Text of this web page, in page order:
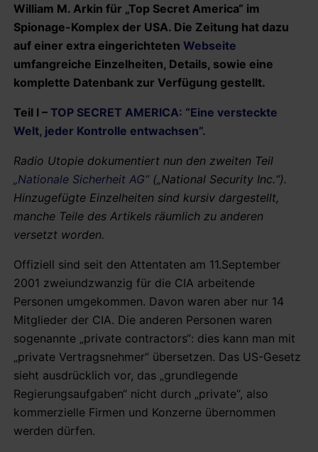
William M. Arkin für „Top Secret America“ im
Spionage-Komplex der USA. Die Zeitung hat dazu
auf einer extra eingerichteten Webseite
umfangreiche Einzelheiten, Details, sowie eine
komplette Datenbank zur Verfügung gestellt.
Teil I – TOP SECRET AMERICA: “Eine versteckte
Welt, jeder Kontrolle entwachsen”.
Radio Utopie dokumentiert nun den zweiten Teil
„Nationale Sicherheit AG“(„National Security Inc.“).
Hinzugefügte Einzelheiten sind kursiv dargestellt,
manche Teile des Artikels räumlich zu anderen
versetzt worden.
Offiziell sind seit den Attentaten am 11.September
2001 zweiundzwanzig für die CIA arbeitende
Personen umgekommen. Davon waren aber nur 14
Mitglieder der CIA. Die anderen Personen waren
sogenannte „private contractors“: dies kann man mit
„private Vertragsnehmer“ übersetzen. Das US-Gesetz
sieht ausdrücklich vor, das „grundlegende
Regierungsaufgaben“ nicht durch „private“, also
kommerzielle Firmen und Konzerne übernommen
werden dürfen.